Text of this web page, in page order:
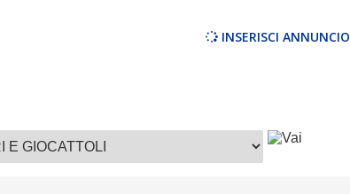
INSERISCI ANNUNCIO